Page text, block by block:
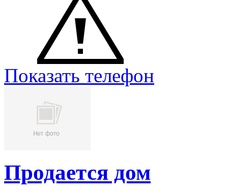
Показать телефон
Продается дом